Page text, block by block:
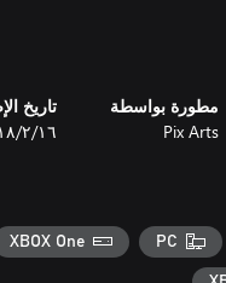
after opponent fault, move
cue slider to
مطورة بواسطة
Pix Arts
تاريخ
١٦‏/٢‏/٢٠١٨
PC
XBOX One